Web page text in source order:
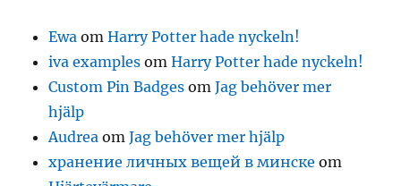
Ewa omHarry Potter hade nyckeln!
iva examples omHarry Potter hade nyckeln!
Custom Pin Badges omJag behöver mer
hjälp
Audrea omJag behöver mer hjälp
хранение личных вещей в минске om